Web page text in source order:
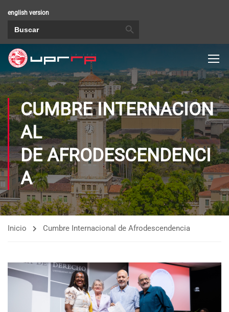
english version
CUMBRE INTERNACION
AL
DE AFRODESCENDENCI
A
Inicio Cumbre Internacional de Afrodescendencia